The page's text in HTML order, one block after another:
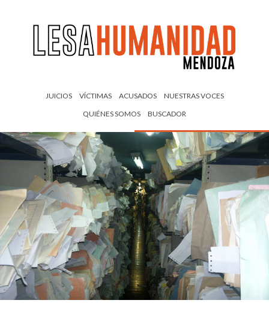
JUICIOS VÍCTIMAS ACUSADOS
NUESTRAS VOCES
QUIÉNES SOMOS
BUSCADOR